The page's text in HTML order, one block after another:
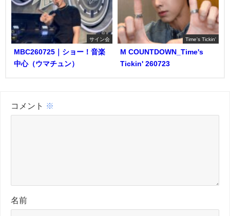
サイン会
MBC260725｜ショー！音楽
中心（ウマチュン）
Time's Tickin'
M COUNTDOWN_Time's
Tickin' 260723
コメント ※
名前